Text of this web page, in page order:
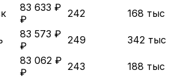
83 633 ₽
₽
242 168 тыс
83 573 ₽
₽
249 342 тыс
83 062 ₽
₽
243 188 тыс